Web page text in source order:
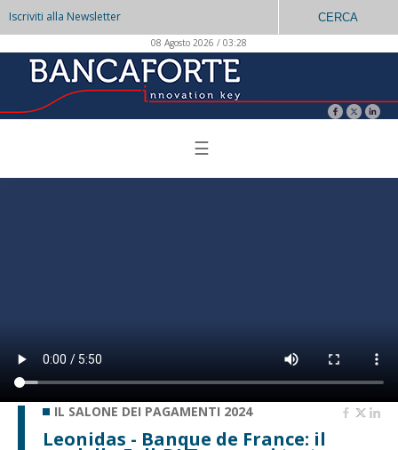
Iscriviti alla Newsletter CERCA
08 Agosto 2026 / 03:28
☰
IL SALONE DEI PAGAMENTI 2024
Leonidas - Banque de France: il